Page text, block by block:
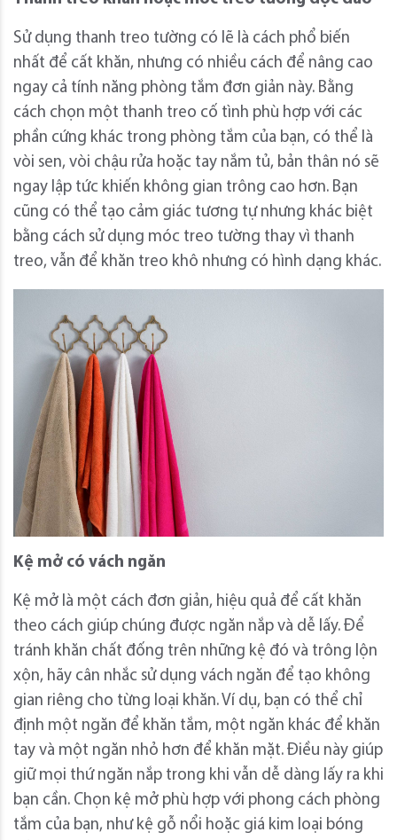
Sử dụng thanh treo tường có lẽ là cách phổ biến
nhất để cất khăn, nhưng có nhiều cách để nâng cao
ngay cả tính năng phòng tắm đơn giản này. Bằng
cách chọn một thanh treo cố tình phù hợp với các
phần cứng khác trong phòng tắm của bạn, có thể là
vòi sen, vòi chậu rửa hoặc tay nắm tủ, bản thân nó sẽ
ngay lập tức khiến không gian trông cao hơn. Bạn
cũng có thể tạo cảm giác tương tự nhưng khác biệt
bằng cách sử dụng móc treo tường thay vì thanh
treo, vẫn để khăn treo khô nhưng có hình dạng khác.
Kệ mở có vách ngăn
Kệ mở là một cách đơn giản, hiệu quả để cất khăn
theo cách giúp chúng được ngăn nắp và dễ lấy. Để
tránh khăn chất đống trên những kệ đó và trông lộn
xộn, hãy cân nhắc sử dụng vách ngăn để tạo không
gian riêng cho từng loại khăn. Ví dụ, bạn có thể chỉ
định một ngăn để khăn tắm, một ngăn khác để khăn
tay và một ngăn nhỏ hơn để khăn mặt. Điều này giúp
giữ mọi thứ ngăn nắp trong khi vẫn dễ dàng lấy ra khi
bạn cần. Chọn kệ mở phù hợp với phong cách phòng
tắm của bạn, như kệ gỗ nổi hoặc giá kim loại bóng